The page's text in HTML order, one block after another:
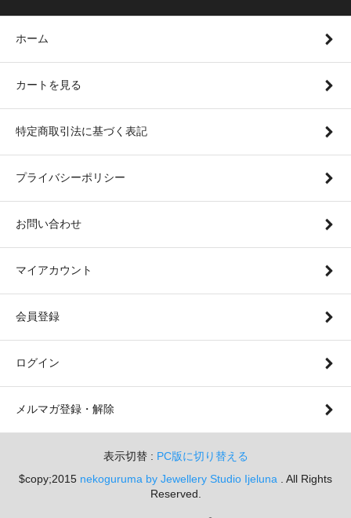
ホーム
カートを見る
特定商取引法に基づく表記
プライバシーポリシー
お問い合わせ
マイアカウント
会員登録
ログイン
メルマガ登録・解除
表示切替 : PC版に切り替える
$copy;2015 nekoguruma by Jewellery Studio Ijeluna . All Rights
Reserved.